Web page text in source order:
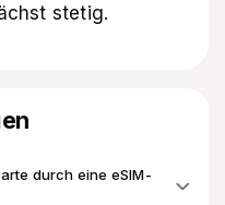
stetig.
durch eine eSIM-